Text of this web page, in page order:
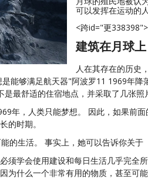
可以发挥在运动的
<跨id="更338398">
建筑在月球上
人在其存在的历史
能够满足航天器"阿波罗11 1969年
最舒适的住宿地点，并采取了几张照
年，人类只能梦想。 因此，如果前
的时期。
的生活。 事实上，她可以告诉你关于
须学会使用建设和每日生活几乎完全
为什么一个非常有用的物质，甚至可